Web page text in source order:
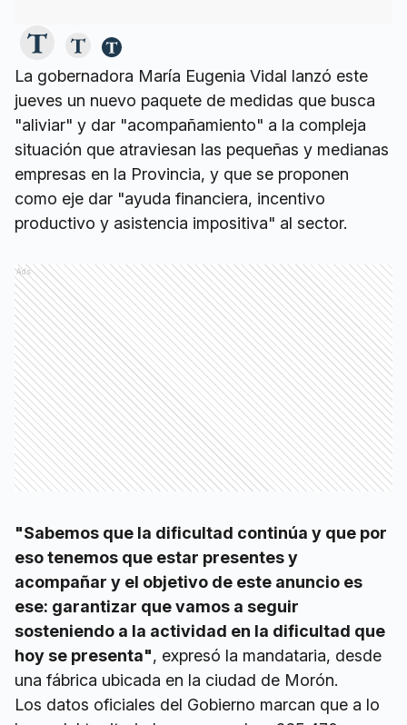
La gobernadora María Eugenia Vidal lanzó este
jueves un nuevo paquete de medidas que busca
"aliviar" y dar "acompañamiento" a la compleja
situación que atraviesan las pequeñas y medianas
empresas en la Provincia, y que se proponen
como eje dar "ayuda financiera, incentivo
productivo y asistencia impositiva" al sector.
Ads
"Sabemos que la dificultad continúa y que por
eso tenemos que estar presentes y
acompañar y el objetivo de este anuncio es
ese: garantizar que vamos a seguir
sosteniendo a la actividad en la dificultad que
hoy se presenta", expresó la mandataria, desde
una fábrica ubicada en la ciudad de Morón.
Los datos oficiales del Gobierno marcan que a lo